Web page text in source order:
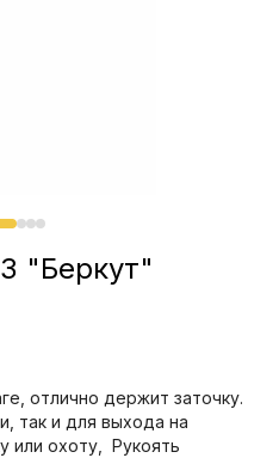
"Беркут"
отлично держит заточку.
так и для выхода на
или охоту, Рукоять